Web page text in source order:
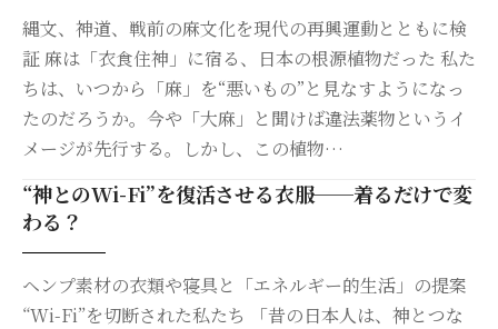
縄文、神道、戦前の麻文化を現代の再興運動とともに検
証 麻は「衣食住神」に宿る、日本の根源植物だった 私た
ちは、いつから「麻」を“悪いもの”と見なすようになっ
たのだろうか。今や「大麻」と聞けば違法薬物というイ
メージが先行する。しかし、この植物…
“神とのWi-Fi”を復活させる衣服──着るだけで変
わる？
ヘンプ素材の衣類や寝具と「エネルギー的生活」の提案
“Wi-Fi”を切断された私たち 「昔の日本人は、神とつな